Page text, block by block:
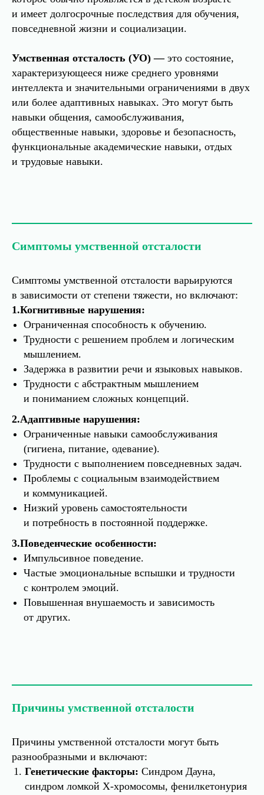
и имеет долгосрочные последствия для обучения,
повседневной жизни и социализации.
Умственная отсталость (УО) —это состояние,
характеризующееся ниже среднего уровнями
интеллекта и значительными ограничениями в двух
или более адаптивных навыках. Это могут быть
навыки общения, самообслуживания,
общественные навыки, здоровье и безопасность,
функциональные академические навыки, отдых
и трудовые навыки.
Симптомы умственной отсталости
Симптомы умственной отсталости варьируются
в зависимости от степени тяжести, но включают:
1.Когнитивные нарушения:
Ограниченная способность к обучению.
Трудности с решением проблем и логическим
мышлением.
Задержка в развитии речи и языковых навыков.
Трудности с абстрактным мышлением
и пониманием сложных концепций.
2.Адаптивные нарушения:
Ограниченные навыки самообслуживания
(гигиена, питание, одевание).
Трудности с выполнением повседневных задач.
Проблемы с социальным взаимодействием
и коммуникацией.
Низкий уровень самостоятельности
и потребность в постоянной поддержке.
3.Поведенческие особенности:
Импульсивное поведение.
Частые эмоциональные вспышки и трудности
с контролем эмоций.
Повышенная внушаемость и зависимость
от других.
Причины умственной отсталости
Причины умственной отсталости могут быть
разнообразными и включают:
Генетические факторы: Синдром Дауна,
синдром ломкой Х-хромосомы, фенилкетонурия